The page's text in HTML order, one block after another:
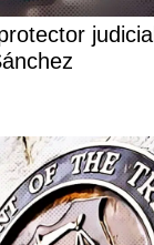
judicial